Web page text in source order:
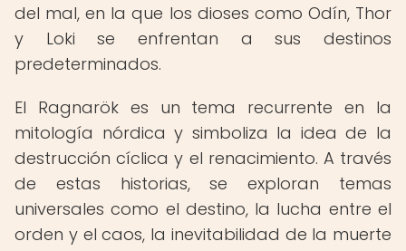
del mal, en la que los dioses como Odín, Thor
y Loki se enfrentan a sus destinos
predeterminados.
El Ragnarök es un tema recurrente en la
mitología nórdica y simboliza la idea de la
destrucción cíclica y el renacimiento. A través
de estas historias, se exploran temas
universales como el destino, la lucha entre el
orden y el caos, la inevitabilidad de la muerte